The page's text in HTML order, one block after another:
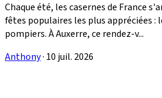
Chaque été, les casernes de France
fêtes populaires les plus appréciées :
pompiers. À Auxerre, ce rendez-v...
Anthony· 10 juil. 2026